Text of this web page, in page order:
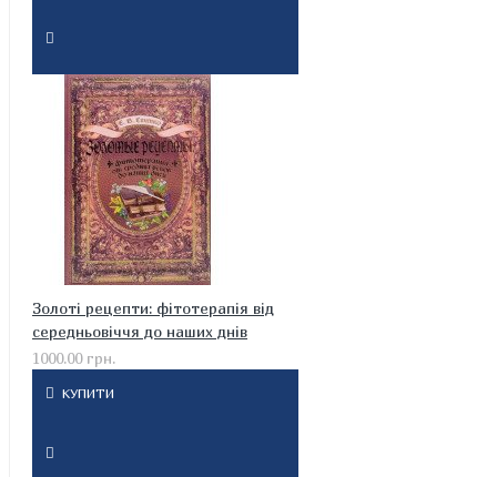
Золоті рецепти: фітотерапія від
середньовіччя до наших днів
1000.00 грн.
КУПИТИ